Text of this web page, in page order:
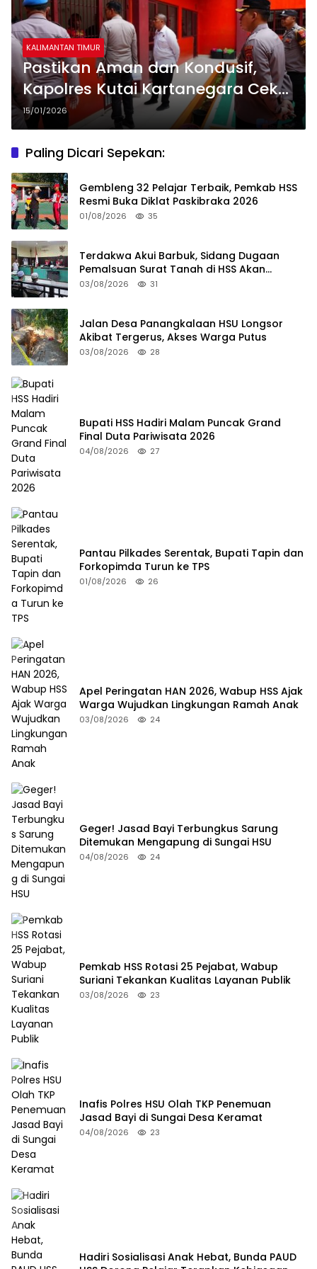
KALIMANTAN TIMUR
Pastikan Aman dan Kondusif,
Kapolres Kutai Kartanegara Cek
Kondisi Rutan
15/01/2026
Paling Dicari Sepekan:
Gembleng 32 Pelajar Terbaik, Pemkab HSS
Resmi Buka Diklat Paskibraka 2026
01/08/2026 35
Terdakwa Akui Barbuk, Sidang Dugaan
Pemalsuan Surat Tanah di HSS Akan
Berlanjut Tuntutan JPU
03/08/2026 31
Jalan Desa Panangkalaan HSU Longsor
Akibat Tergerus, Akses Warga Putus
03/08/2026 28
Bupati HSS Hadiri Malam Puncak Grand
Final Duta Pariwisata 2026
04/08/2026 27
Pantau Pilkades Serentak, Bupati Tapin dan
Forkopimda Turun ke TPS
01/08/2026 26
Apel Peringatan HAN 2026, Wabup HSS Ajak
Warga Wujudkan Lingkungan Ramah Anak
03/08/2026 24
Geger! Jasad Bayi Terbungkus Sarung
Ditemukan Mengapung di Sungai HSU
04/08/2026 24
Pemkab HSS Rotasi 25 Pejabat, Wabup
Suriani Tekankan Kualitas Layanan Publik
03/08/2026 23
Inafis Polres HSU Olah TKP Penemuan
Jasad Bayi di Sungai Desa Keramat
04/08/2026 23
Hadiri Sosialisasi Anak Hebat, Bunda PAUD